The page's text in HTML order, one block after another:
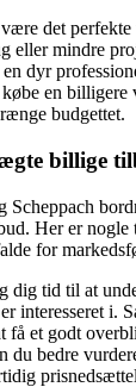
det
eller mindre
dyr
en billigere
budgettet.
billige
Her er nogle
for
dig tid til at
interesseret i.
få et godt
du bedre